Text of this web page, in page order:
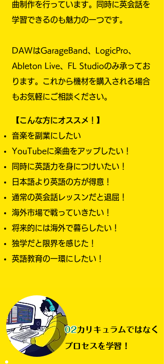
曲制作を行っています。同時に英会話を
学習できるのも魅力の一つです。
DAWはGarageBand、LogicPro、
Ableton Live、FL Studioのみ承ってお
ります。これから機材を購入される場合
もお気軽にご相談ください。
【こんな方にオススメ！】
音楽を副業にしたい
YouTubeに楽曲をアップしたい​！
同時に英語力を身につけいたい！
​日本語より英語の方が得意！
通常の英会話レッスンだと退屈！
海外市場で戦っていきたい！
​将来的には海外で暮らしたい！
独学だと限界を感じた！
​英語教育の一環にしたい！
​02カリキュラムではなく
プロセスを学習！